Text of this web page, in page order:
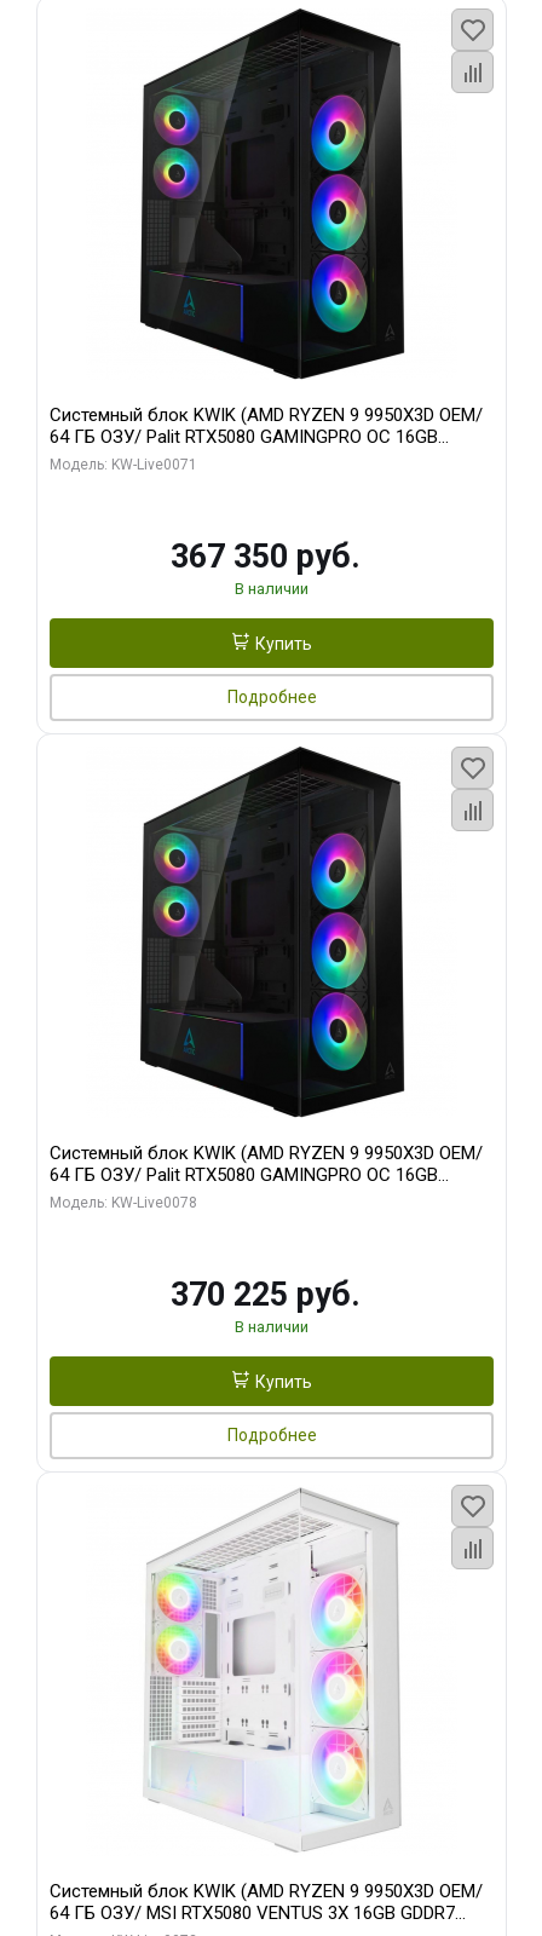
Системный блок KWIK (AMD RYZEN 9 9950X3D OEM/
64 ГБ ОЗУ/ Palit RTX5080 GAMINGPRO OC 16GB
GDDR7 256bit 3xDP HD/ 960 ГБ SSD)
Модель: KW-Live0071
367 350 руб.
В наличии
Купить
Подробнее
Системный блок KWIK (AMD RYZEN 9 9950X3D OEM/
64 ГБ ОЗУ/ Palit RTX5080 GAMINGPRO OC 16GB
GDDR7 256bit 3xDP HD/ 1 ТБ SSD)
Модель: KW-Live0078
370 225 руб.
В наличии
Купить
Подробнее
Системный блок KWIK (AMD RYZEN 9 9950X3D OEM/
64 ГБ ОЗУ/ MSI RTX5080 VENTUS 3X 16GB GDDR7